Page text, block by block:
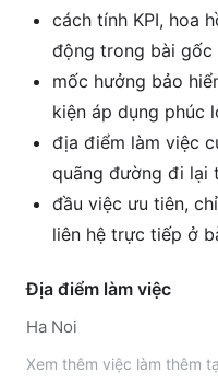
cách tính KPI, hoa
động trong bài gốc
mốc hưởng bảo
kiện áp dụng phúc
địa điểm làm việc
quãng đường đi lại
đầu việc ưu tiên,
liên hệ trực tiếp ở
Địa điểm làm việc
Ha Noi
Xem thêm việc làm thêm